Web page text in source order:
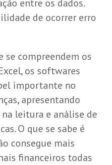
entre os dados.
de ocorrer erro
se compreendem os
os softwares
importante no
apresentando
leitura e análise de
O que se sabe é
consegue mais
financeiros todas